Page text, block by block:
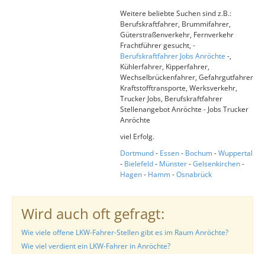
Weitere beliebte Suchen sind z.B.:
Berufskraftfahrer, Brummifahrer,
Güterstraßenverkehr, Fernverkehr
Frachtführer gesucht, -
Berufskraftfahrer Jobs Anröchte -,
Kühlerfahrer, Kipperfahrer,
Wechselbrückenfahrer, Gefahrgutfahrer
Kraftstofftransporte, Werksverkehr,
Trucker Jobs, Berufskraftfahrer
Stellenangebot Anröchte - Jobs Trucker
Anröchte
viel Erfolg.
Dortmund- Essen- Bochum-Wuppertal
- Bielefeld- Münster-Gelsenkirchen-
Hagen- Hamm-Osnabrück
Wird auch oft gefragt:
Wie viele offene LKW-Fahrer-Stellen gibt es im Raum Anröchte?
Wie viel verdient ein LKW-Fahrer in Anröchte?